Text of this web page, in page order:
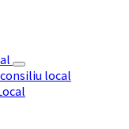
local